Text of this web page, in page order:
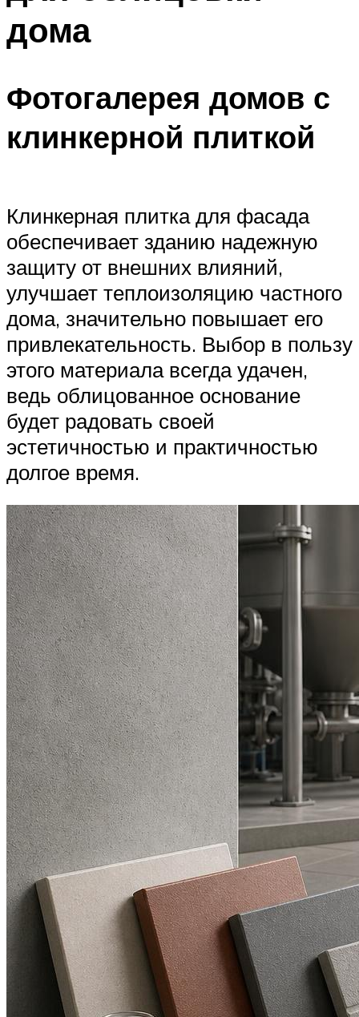
дома
Фотогалерея домов с
клинкерной плиткой
Клинкерная плитка для фасада
обеспечивает зданию надежную
защиту от внешних влияний,
улучшает теплоизоляцию частного
дома, значительно повышает его
привлекательность. Выбор в пользу
этого материала всегда удачен,
ведь облицованное основание
будет радовать своей
эстетичностью и практичностью
долгое время.